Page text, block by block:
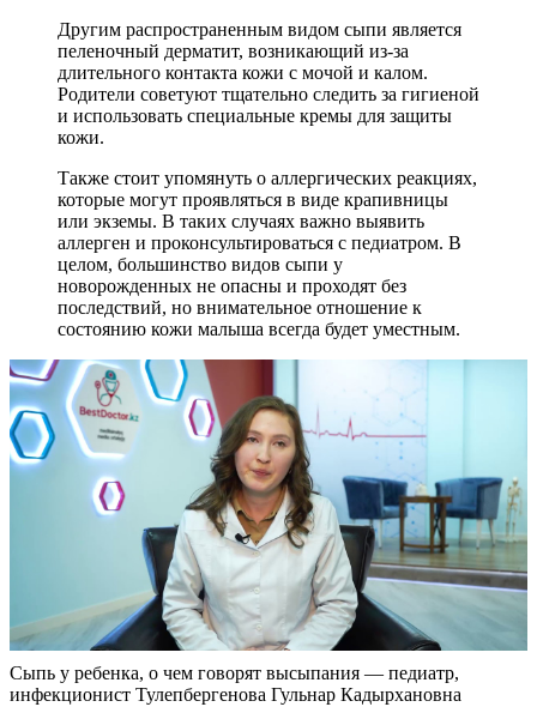
Другим распространенным видом сыпи является
пеленочный дерматит, возникающий из-за
длительного контакта кожи с мочой и калом.
Родители советуют тщательно следить за гигиеной
и использовать специальные кремы для защиты
кожи.
Также стоит упомянуть о аллергических реакциях,
которые могут проявляться в виде крапивницы
или экземы. В таких случаях важно выявить
аллерген и проконсультироваться с педиатром. В
целом, большинство видов сыпи у
новорожденных не опасны и проходят без
последствий, но внимательное отношение к
состоянию кожи малыша всегда будет уместным.
Сыпь у ребенка, о чем говорят высыпания — педиатр,
инфекционист Тулепбергенова Гульнар Кадырхановна